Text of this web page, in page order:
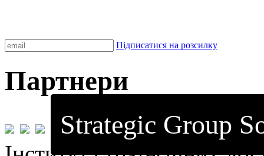
Підписатися на розсилку
Партнери
Strategic Group